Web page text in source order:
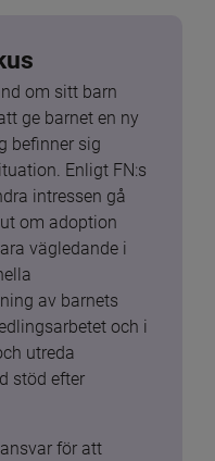
om sitt barn
ge barnet en ny
befinner sig
Enligt FN:s
intressen gå
om adoption
vägledande i
av barnets
och i
utreda
stöd efter
för att